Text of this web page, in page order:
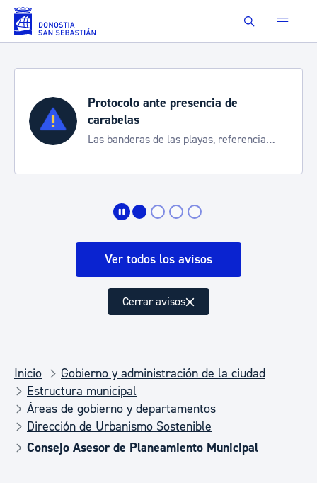
Saltar al contenido principal Buscar
Protocolo ante presencia de
carabelas
Las banderas de las playas, referencia
Ver todos los avisos
Cerrar avisos
Inicio
Gobierno y administración de la ciudad
Estructura municipal
Áreas de gobierno y departamentos
Dirección de Urbanismo Sostenible
Consejo Asesor de Planeamiento Municipal